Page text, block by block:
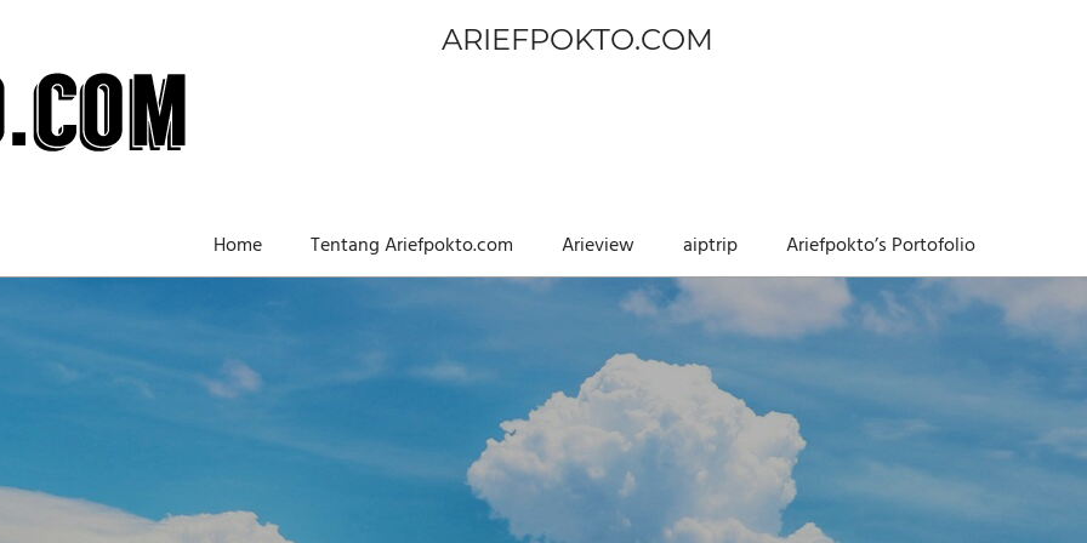
ARIEFPOKTO.COM
Home Tentang Ariefpokto.com Arieview aiptrip Ariefpokto’s Portofolio